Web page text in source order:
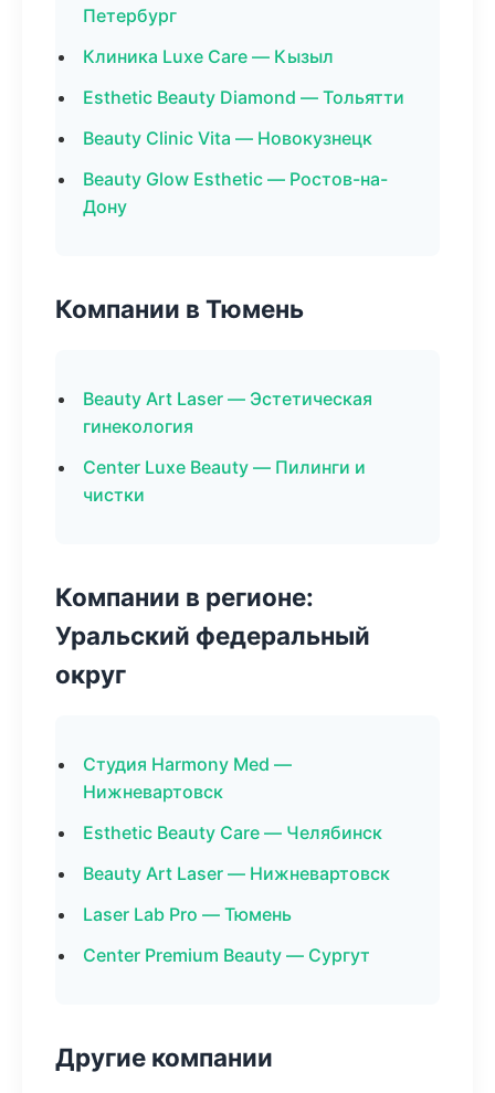
Петербург
Клиника Luxe Care — Кызыл
Esthetic Beauty Diamond — Тольятти
Beauty Clinic Vita — Новокузнецк
Beauty Glow Esthetic — Ростов-на-
Дону
Компании в Тюмень
Beauty Art Laser — Эстетическая
гинекология
Center Luxe Beauty — Пилинги и
чистки
Компании в регионе:
Уральский федеральный
округ
Студия Harmony Med —
Нижневартовск
Esthetic Beauty Care — Челябинск
Beauty Art Laser — Нижневартовск
Laser Lab Pro — Тюмень
Center Premium Beauty — Сургут
Другие компании